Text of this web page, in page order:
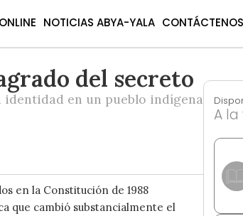
NOTICIAS ABYA-YALA CONTÁCTENOS
del secreto
identidad en un pueblo indígena
en la Constitución de 1988
que cambió substancialmente el
A